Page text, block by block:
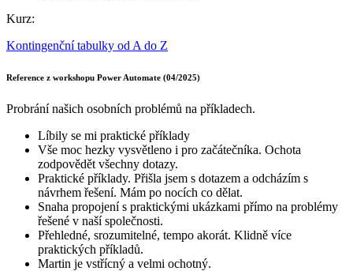
Kurz:
Kontingenční tabulky od A do Z
Reference z workshopu Power Automate (04/2025)
Probrání našich osobních problémů na příkladech.
Líbily se mi praktické příklady
Vše moc hezky vysvětleno i pro začátečníka. Ochota
zodpovědět všechny dotazy.
Praktické příklady. Přišla jsem s dotazem a odcházím s
návrhem řešení. Mám po nocích co dělat.
Snaha propojení s praktickými ukázkami přímo na problémy
řešené v naší společnosti.
Přehledné, srozumitelné, tempo akorát. Klidně více
praktických příkladů.
Martin je vstřícný a velmi ochotný.